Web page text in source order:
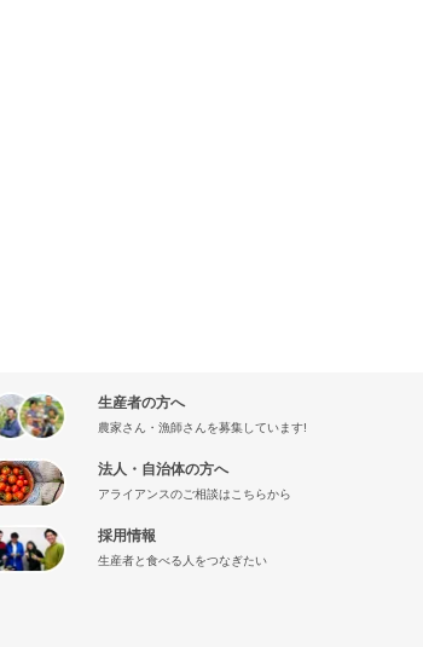
生産者の方へ
農家さん・漁師さんを募集しています!
法人・自治体の方へ
アライアンスのご相談はこちらから
採用情報
生産者と食べる人をつなぎたい